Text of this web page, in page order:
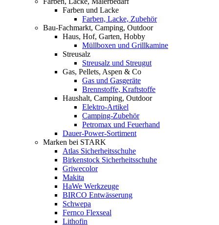
Farben und Lacke
Farben, Lacke, Zubehör
Bau-Fachmarkt, Camping, Outdoor
Haus, Hof, Garten, Hobby
Müllboxen und Grillkamine
Streusalz
Streusalz und Streugut
Gas, Pellets, Aspen & Co
Gas und Gasgeräte
Brennstoffe, Kraftstoffe
Haushalt, Camping, Outdoor
Elektro-Artikel
Camping-Zubehör
Petromax und Feuerhand
Dauer-Power-Sortiment
Marken bei STARK
Atlas Sicherheitsschuhe
Birkenstock Sicherheitsschuhe
Griwecolor
Makita
HaWe Werkzeuge
BIRCO Entwässerung
Schwepa
Fernco Flexseal
Lithofin